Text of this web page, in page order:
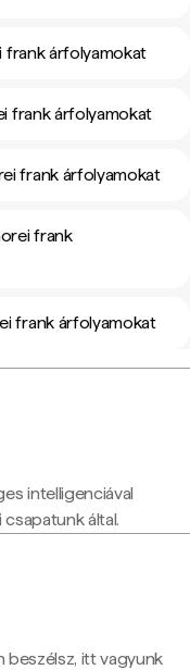
frank árfolyamokat
frank árfolyamokat
frank árfolyamokat
frank
frank árfolyamokat
intelligenciával
által.
beszélsz, itt vagyunk